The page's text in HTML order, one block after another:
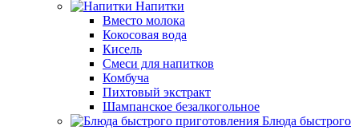
Напитки
Вместо молока
Кокосовая вода
Кисель
Смеси для напитков
Комбуча
Пихтовый экстракт
Шампанское безалкогольное
Блюда быстрого